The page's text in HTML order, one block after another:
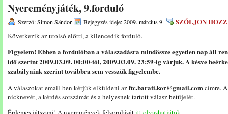
Nyereményjáték, 9.forduló
Szerző: Simon Sándor Bejegyzés ideje: 2009. március 9. SZÓLJON
Következik az utolsó előtti, a kilencedik forduló.
Figyelem! Ebben a fordulóban a válaszadásra mindössze egyetlen nap áll
idő szerint 2009.03.09. 00:00-tól, 2009.03.09. 23:59-ig várjuk. A késve
szabályaink szerint továbbra sem vesszük figyelembe.
A válaszokat email-ben kérjük elküldeni azftc.barati.kor@gmail.comcímre.
nicknevét, a kérdés sorszámát és a helyesnek tartott válasz betűjelét.